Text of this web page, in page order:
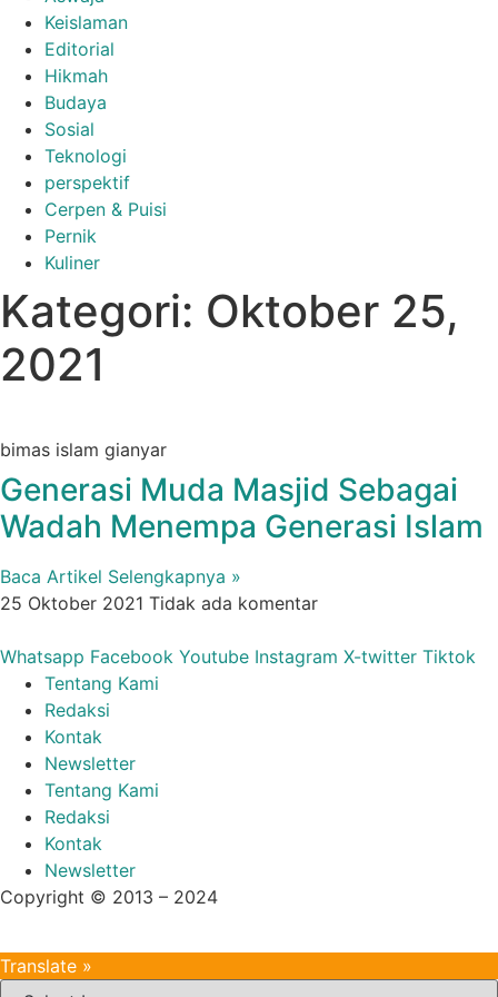
Keislaman
Editorial
Hikmah
Budaya
Sosial
Teknologi
perspektif
Cerpen & Puisi
Pernik
Kuliner
Kategori: Oktober 25,
2021
bimas islam gianyar
Generasi Muda Masjid Sebagai
Wadah Menempa Generasi Islam
Baca Artikel Selengkapnya »
25 Oktober 2021 Tidak ada komentar
Whatsapp Facebook Youtube Instagram X-twitter Tiktok
Tentang Kami
Redaksi
Kontak
Newsletter
Tentang Kami
Redaksi
Kontak
Newsletter
Copyright © 2013 – 2024
Translate »